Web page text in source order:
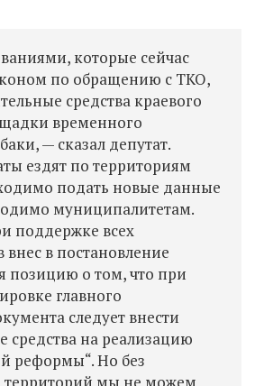
которые сейчас
по обращению с ТКО,
средства краевого
временного
— сказал депутат.
ездят по территориям
подать новые данные
муниципалитетам.
поддержке всех
в постановление
позицию о том, что при
главного
следует внести
средства на реализацию
реформы“. Но без
мы не можем